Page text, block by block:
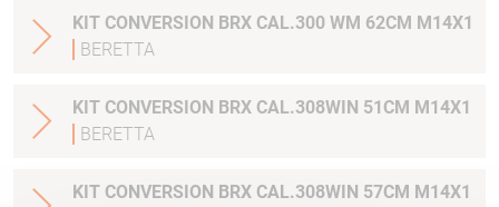
KIT CONVERSION BRX CAL.300 WM 62CM M14X1
BERETTA
KIT CONVERSION BRX CAL.308WIN 51CM M14X1
BERETTA
KIT CONVERSION BRX CAL.308WIN 57CM M14X1